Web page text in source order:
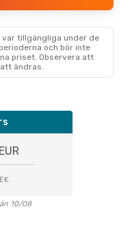
var tillgängliga under de
och bör inte
priset. Observera att
ändras.
10/08